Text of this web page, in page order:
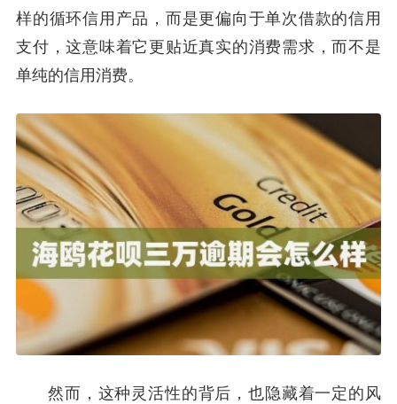
样的循环信用产品，而是更偏向于单次借款的信用
支付，这意味着它更贴近真实的消费需求，而不是
单纯的信用消费。
然而，这种灵活性的背后，也隐藏着一定的风